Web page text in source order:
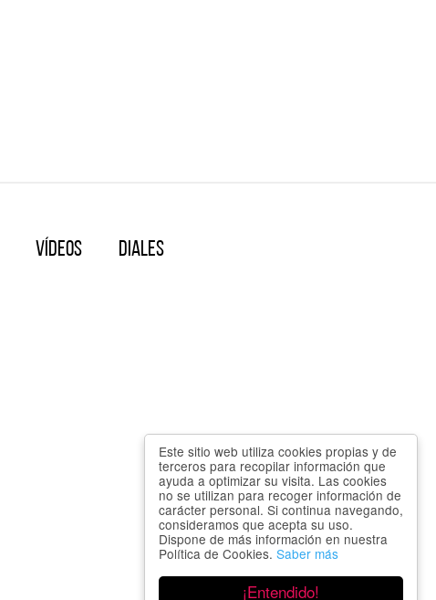
¡Entendido!
Este sitio web utiliza cookies propias y de
terceros para recopilar información que
ayuda a optimizar su visita. Las cookies
no se utilizan para recoger información de
carácter personal. Si continua navegando,
consideramos que acepta su uso.
Dispone de más información en nuestra
Política de Cookies. Saber más
Vídeos Diales